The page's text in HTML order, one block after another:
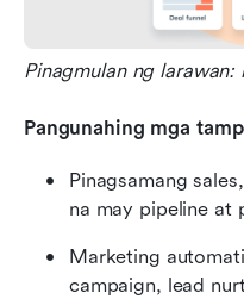
Pinagmulan ng larawan:
Pangunahing mga
Pinagsamang
na may pipeline at
Marketing
campaign, lead